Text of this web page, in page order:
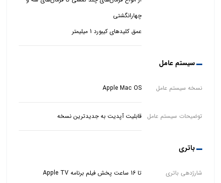
عمق کلیدهای کیبورد 1 میلیمتر
سیستم عامل
نسخه سیستم عامل Apple Mac OS
توضیحات سیستم عامل قابلیت آپدیت به جدیدترین نسخه
باتری
شارژدهی باتری
تا 16 ساعت پخش فیلم برنامه Apple TV